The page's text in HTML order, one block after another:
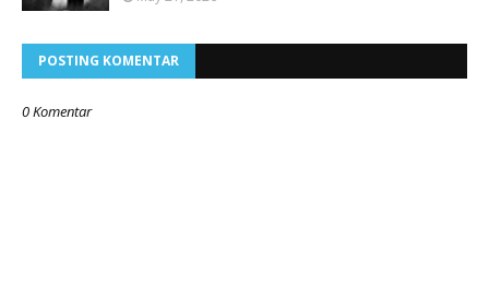
POSTING KOMENTAR
0 Komentar